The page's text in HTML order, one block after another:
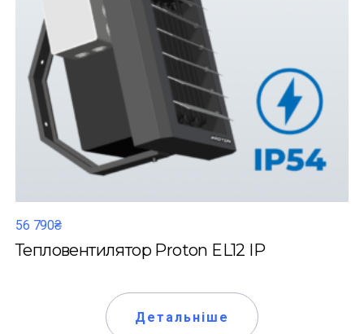
56 790₴
Тепловентилятор Proton EL12 IP
Детальніше